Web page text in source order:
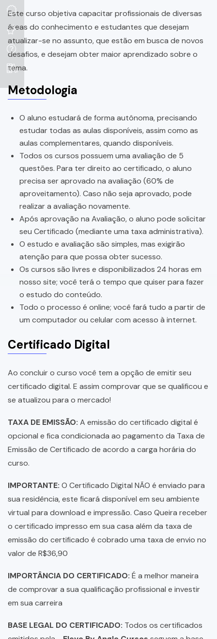
Este curso objetiva capacitar profissionais de diversas
áreas do conhecimento e estudantes que desejam
atualizar-se no assunto, que estão em busca de novos
desafios, e desejam obter maior aprendizado sobre o
tema.
Metodologia
O aluno estudará de forma autônoma, precisando
estudar todas as aulas disponíveis, assim como as
aulas complementares, quando disponíveis.
Todos os cursos possuem uma avaliação de 5
questões. Para ter direito ao certificado, o aluno
precisa ser aprovado na avaliação (60% de
aproveitamento). Caso não seja aprovado, pode
realizar a avaliação novamente.
Após aprovação na Avaliação, o aluno pode solicitar
seu Certificado (mediante uma taxa administrativa).
O estudo e avaliação são simples, mas exigirão
atenção para que possa obter sucesso.
Os cursos são livres e disponibilizados 24 horas em
nosso site; você terá o tempo que quiser para fazer
o estudo do conteúdo.
Todo o processo é online; você fará tudo a partir de
um computador ou celular com acesso à internet.
Certificado Digital
Ao concluir o curso você tem a opção de emitir seu
certificado digital. E assim comprovar que se qualificou e
se atualizou para o mercado!
TAXA DE EMISSÃO: A emissão do certificado digital é
opcional e fica condicionada ao pagamento da Taxa de
Emissão de Certificado de acordo a carga horária do
curso.
IMPORTANTE: O Certificado Digital NÃO é enviado para
sua residência, este ficará disponível em seu ambiente
virtual para download e impressão. Caso Queira receber
o certificado impresso em sua casa além da taxa de
emissão do certificado é cobrado uma taxa de envio no
valor de R$36,90
IMPORTÂNCIA DO CERTIFICADO: É a melhor maneira
de comprovar a sua qualificação profissional e investir
em sua carreira
BASE LEGAL DO CERTIFICADO: Todos os certificados